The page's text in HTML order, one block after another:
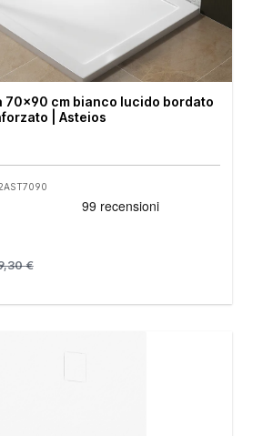
70x90 cm bianco lucido bordato
| Asteios
€